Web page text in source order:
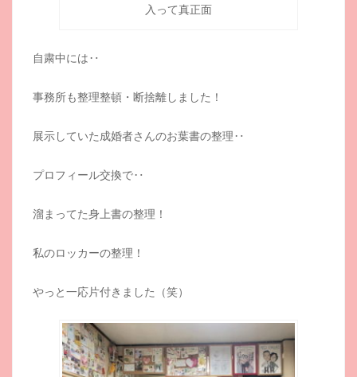
入って真正面
自粛中には‥
事務所も整理整頓・断捨離しました！
展示していた成婚者さんのお葉書の整理‥
プロフィール交換で‥
溜まってた身上書の整理！
私のロッカーの整理！
やっと一応片付きました（笑）